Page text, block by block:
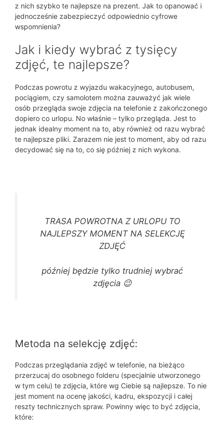
z nich szybko te najlepsze na prezent. Jak to opanować i
jednocześnie zabezpieczyć odpowiednio cyfrowe
wspomnienia?
Jak i kiedy wybrać z tysięcy
zdjęć, te najlepsze?
Podczas powrotu z wyjazdu wakacyjnego, autobusem,
pociągiem, czy samolotem można zauważyć jak wiele
osób przegląda swoje zdjęcia na telefonie z zakończonego
dopiero co urlopu. No właśnie – tylko przegląda. Jest to
jednak idealny moment na to, aby również od razu wybrać
te najlepsze pliki. Zarazem nie jest to moment, aby od razu
decydować się na to, co się później z nich wykona.
TRASA POWROTNA Z URLOPU TO
NAJLEPSZY MOMENT NA SELEKCJĘ
ZDJĘĆ
później będzie tylko trudniej wybrać
zdjęcia 😉
Metoda na selekcję zdjęć:
Podczas przeglądania zdjęć w telefonie, na bieżąco
przerzucaj do osobnego folderu (specjalnie utworzonego
w tym celu) te zdjęcia, które wg Ciebie są najlepsze. To nie
jest moment na ocenę jakości, kadru, ekspozycji i całej
reszty technicznych spraw. Powinny więc to być zdjęcia,
które: